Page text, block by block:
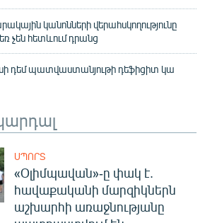
կանոնների վերահսկողությունը
չեն հետևում դրանց
դեմ պատվաստանյութի դեֆիցիտ կա
ՍՊՈՐՏ
«Օլիմպավան»-ը փակ է.
հավաքականի մարզիկներն
աշխարհի առաջնությանը